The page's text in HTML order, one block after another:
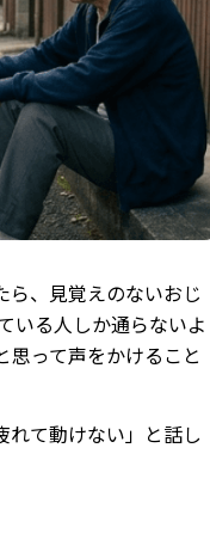
ら、見覚えのないおじ
いる人しか通らないよ
思って声をかけること
れて動けない」と話し